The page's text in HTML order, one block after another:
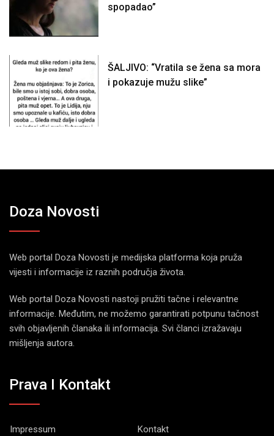
spopadao”
ŠALJIVO: “Vratila se žena sa mora
i pokazuje mužu slike”
Doza Novosti
Web portal Doza Novosti je medijska platforma koja pruža
vijesti i informacije iz raznih područja života.
Web portal Doza Novosti nastoji pružiti tačne i relevantne
informacije. Međutim, ne možemo garantirati potpunu tačnost
svih objavljenih članaka ili informacija. Svi članci izražavaju
mišljenja autora.
Prava I Kontakt
Impressum
Kontakt